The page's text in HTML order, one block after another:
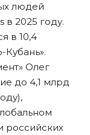
людей
в 2025 году.
в 10,4
Олег
до 4,1 млрд
российских